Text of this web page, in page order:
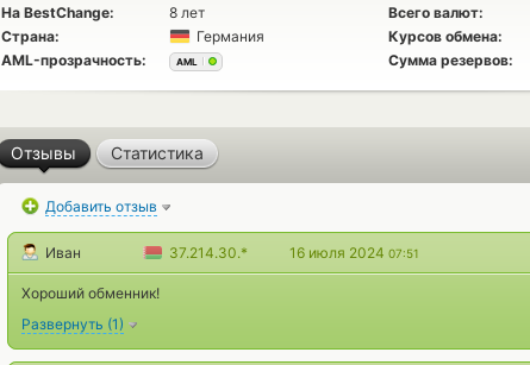
На BestChange: 8 лет Всего валют:
Страна:
Германия Курсов обмена:
AML-прозрачность:
AML Сумма резервов:
Отзывы Статистика
Добавить отзыв
Иван 37.214.30.* 16 июля 2024 07:51
Хороший обменник!
Развернуть (1)